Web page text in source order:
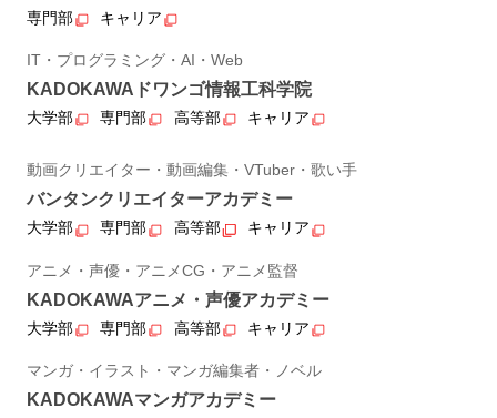
専門部 キャリア
IT・プログラミング・AI・Web
KADOKAWAドワンゴ情報工科学院
大学部 専門部 高等部 キャリア
動画クリエイター・動画編集・VTuber・歌い手
バンタンクリエイターアカデミー
大学部 専門部 高等部 キャリア
アニメ・声優・アニメCG・アニメ監督
KADOKAWAアニメ・声優アカデミー
大学部 専門部 高等部 キャリア
マンガ・イラスト・マンガ編集者・ノベル
KADOKAWAマンガアカデミー